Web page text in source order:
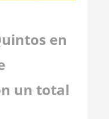
en
un total